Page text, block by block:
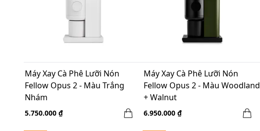
Máy Xay Cà Phê Lưỡi Nón
Fellow Opus 2 - Màu Trắng
Nhám
5.750.000 ₫
Máy Xay Cà Phê Lưỡi Nón
Fellow Opus 2 - Màu Woodland
+ Walnut
6.950.000 ₫